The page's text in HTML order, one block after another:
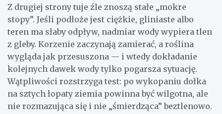
Z drugiej strony tuje źle znoszą stałe „mokre
stopy”. Jeśli podłoże jest ciężkie, gliniaste albo
teren ma słaby odpływ, nadmiar wody wypiera tlen
z gleby. Korzenie zaczynają zamierać, a roślina
wygląda jak przesuszona — i wtedy dokładanie
kolejnych dawek wody tylko pogarsza sytuację.
Wątpliwości rozstrzyga test: po wykopaniu dołka
na sztych łopaty ziemia powinna być wilgotna, ale
nie rozmazująca się i nie „śmierdząca” beztlenowo.